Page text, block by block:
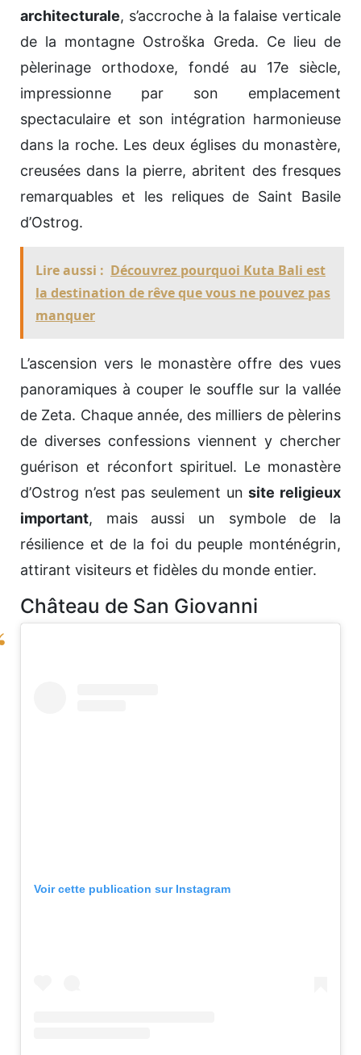
architecturale, s’accroche à la falaise verticale
de la montagne Ostroška Greda. Ce lieu de
pèlerinage orthodoxe, fondé au 17e siècle,
impressionne par son emplacement
spectaculaire et son intégration harmonieuse
dans la roche. Les deux églises du monastère,
creusées dans la pierre, abritent des fresques
remarquables et les reliques de Saint Basile
d’Ostrog.
Lire aussi : Découvrez pourquoi Kuta Bali est
la destination de rêve que vous ne pouvez pas
manquer
L’ascension vers le monastère offre des vues
panoramiques à couper le souffle sur la vallée
de Zeta. Chaque année, des milliers de pèlerins
de diverses confessions viennent y chercher
guérison et réconfort spirituel. Le monastère
d’Ostrog n’est pas seulement unsite religieux
important, mais aussi un symbole de la
résilience et de la foi du peuple monténégrin,
attirant visiteurs et fidèles du monde entier.
Château de San Giovanni
Voir cette publication sur Instagram